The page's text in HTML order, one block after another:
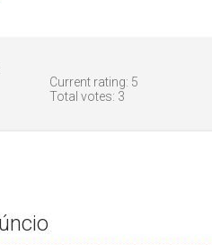
Current rating: 5
Total votes: 3